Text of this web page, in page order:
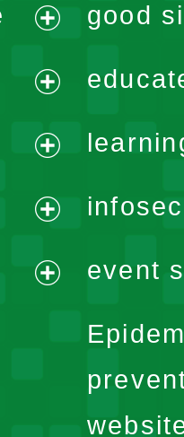
menu
menu
menu
menu
menu
good
event